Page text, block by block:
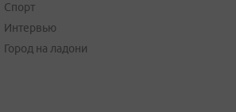
Спорт
Интервью
Город на ладони